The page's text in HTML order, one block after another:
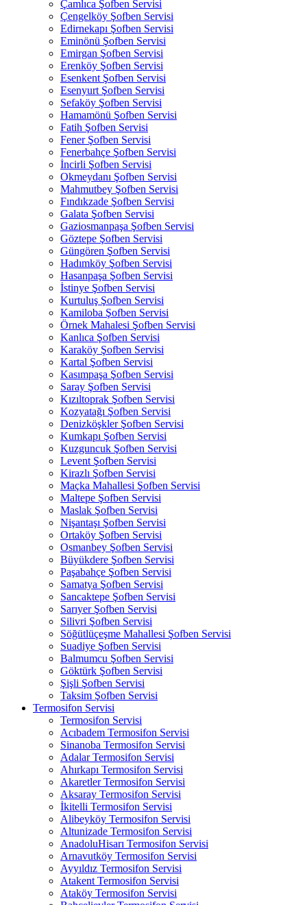
Çamlıca Şofben Servisi
Çengelköy Şofben Servisi
Edirnekapı Şofben Servisi
Eminönü Şofben Servisi
Emirgan Şofben Servisi
Erenköy Şofben Servisi
Esenkent Şofben Servisi
Esenyurt Şofben Servisi
Sefaköy Şofben Servisi
Hamamönü Şofben Servisi
Fatih Şofben Servisi
Fener Şofben Servisi
Fenerbahçe Şofben Servisi
İncirli Şofben Servisi
Okmeydanı Şofben Servisi
Mahmutbey Şofben Servisi
Fındıkzade Şofben Servisi
Galata Şofben Servisi
Gaziosmanpaşa Şofben Servisi
Göztepe Şofben Servisi
Güngören Şofben Servisi
Hadımköy Şofben Servisi
Hasanpaşa Şofben Servisi
İstinye Şofben Servisi
Kurtuluş Şofben Servisi
Kamiloba Şofben Servisi
Örnek Mahalesi Şofben Servisi
Kanlıca Şofben Servisi
Karaköy Şofben Servisi
Kartal Şofben Servisi
Kasımpaşa Şofben Servisi
Saray Şofben Servisi
Kızıltoprak Şofben Servisi
Kozyatağı Şofben Servisi
Denizköşkler Şofben Servisi
Kumkapı Şofben Servisi
Kuzguncuk Şofben Servisi
Levent Şofben Servisi
Kirazlı Şofben Servisi
Maçka Mahallesi Şofben Servisi
Maltepe Şofben Servisi
Maslak Şofben Servisi
Nişantaşı Şofben Servisi
Ortaköy Şofben Servisi
Osmanbey Şofben Servisi
Büyükdere Şofben Servisi
Paşabahçe Şofben Servisi
Samatya Şofben Servisi
Sancaktepe Şofben Servisi
Sarıyer Şofben Servisi
Silivri Şofben Servisi
Söğütlüçeşme Mahallesi Şofben Servisi
Suadiye Şofben Servisi
Balmumcu Şofben Servisi
Göktürk Şofben Servisi
Şişli Şofben Servisi
Taksim Şofben Servisi
Termosifon Servisi
Termosifon Servisi
Acıbadem Termosifon Servisi
Sinanoba Termosifon Servisi
Adalar Termosifon Servisi
Ahırkapı Termosifon Servisi
Akaretler Termosifon Servisi
Aksaray Termosifon Servisi
İkitelli Termosifon Servisi
Alibeyköy Termosifon Servisi
Altunizade Termosifon Servisi
AnadoluHisarı Termosifon Servisi
Arnavutköy Termosifon Servisi
Ayyıldız Termosifon Servisi
Atakent Termosifon Servisi
Ataköy Termosifon Servisi